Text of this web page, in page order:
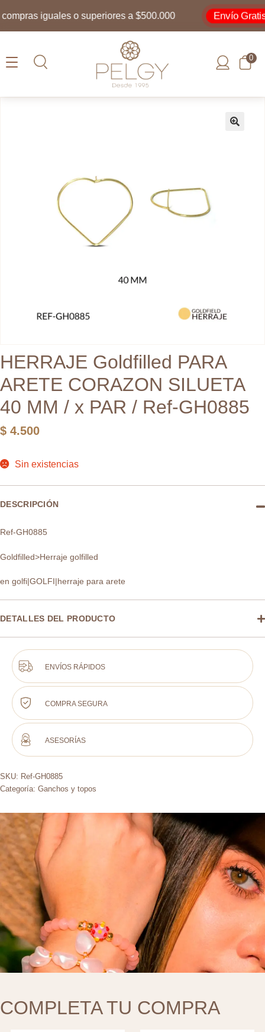
iguales o superiores a $500.000 Envío Gratis
0
HERRAJE Goldfilled PARA
ARETE CORAZON SILUETA
40 MM / x PAR / Ref-GH0885
$ 4.500
Sin existencias
DESCRIPCIÓN
Ref-GH0885
Goldfilled>Herraje golfilled
en golfi|GOLFI|herraje para arete
DETALLES DEL PRODUCTO
ENVÍOS RÁPIDOS
COMPRA SEGURA
ASESORÍAS
SKU: Ref-GH0885
Categoría: Ganchos y topos
COMPLETA TU COMPRA